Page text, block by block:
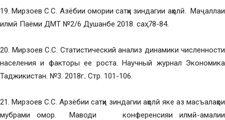
19. Мирзоев С.С. Азёбии омории сатҳи зиндагии аҳолӣ. Маҷаллаи
илмӣ Паёми ДМТ №2/6 Душанбе 2018. саҳ. 78-84.
20. Мирзоев С.С. Статистический анализ динамики численности
населения и факторы ее роста. Научный журнал Экономика
Таджикистан. №3. 2018г. Стр. 101-106.
21. Мирзоев С.С. Арзёбии сатҳи зиндагии аҳолӣ яке аз масъалаҳои
мубрами омор. Маводи конференсияи илмӣ-амалии